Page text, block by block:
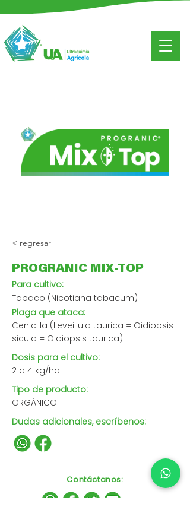
< regresar
PROGRANIC MIX-TOP
Para cultivo:
Tabaco (Nicotiana tabacum)
Plaga que ataca:
Cenicilla (Leveillula taurica = Oidiopsis
sicula = Oidiopsis taurica)
Dosis para el cultivo:
2 a 4 kg/ha
Tipo de producto:
ORGÁNICO
Dudas adicionales, escríbenos:
Contáctanos: